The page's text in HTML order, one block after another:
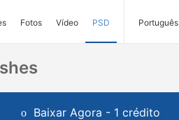
Fotos Vídeo PSD Português
Baixar Agora - 1 crédito